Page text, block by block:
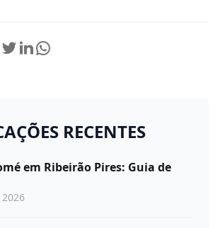
RECENTES
em Ribeirão Pires: Guia de